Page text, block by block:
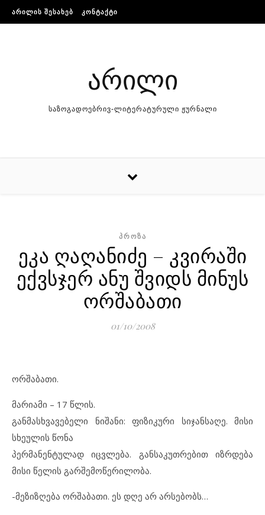
Skip to content
ᲐᲠᲘᲚᲘᲡ ᲨᲔᲡᲐᲮᲔᲑ ᲙᲝᲜᲢᲐᲥᲢᲘ
არილი
საზოგადოებრივ-ლიტერატურული ჟურნალი
ᲞᲠᲝᲖᲐ
ეკა ღაღანიძე – კვირაში
ექვსჯერ ანუ შვიდს მინუს
ორშაბათი
01/10/2008
ორშაბათი.
მარიამი – 17 წლის.
განმასხვავებელი ნიშანი: ფიზიკური სიჯანსაღე. მისი
სხეულის წონა
პერმანენტულად იცვლება. განსაკუთრებით იზრდება
მისი წელის გარშემოწერილობა.
-მეზიზღება ორშაბათი. ეს დღე არ არსებობს…